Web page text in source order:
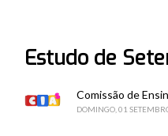
Estudo de
Comissão de
DOMINGO, 01